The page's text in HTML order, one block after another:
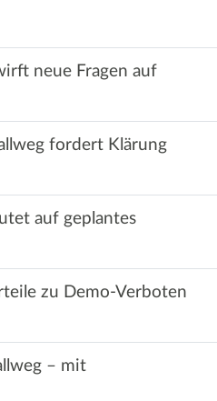
neue Fragen auf
fordert Klärung
auf geplantes
zu Demo-Verboten
– mit